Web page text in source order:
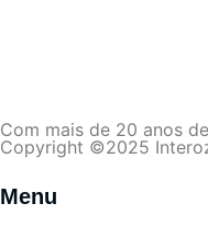
Com mais de 20 anos
Copyright ©2025
Menu